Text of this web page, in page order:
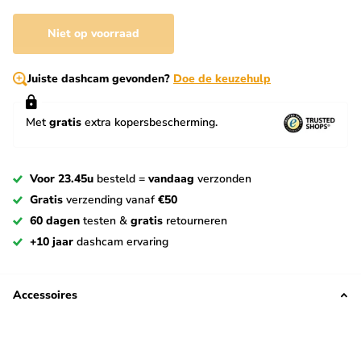
Niet op voorraad
Juiste dashcam gevonden? Doe de keuzehulp
Met gratis extra kopersbescherming.
Voor 23.45u besteld = vandaag verzonden
Gratis verzending vanaf €50
60 dagen testen & gratis retourneren
+10 jaar dashcam ervaring
Accessoires